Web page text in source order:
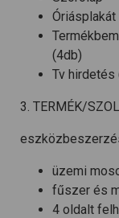
Óriásplakát
(4db)
Tv hirdetés
3. TERMÉK/
üzemi
fűszer és
4 oldalt